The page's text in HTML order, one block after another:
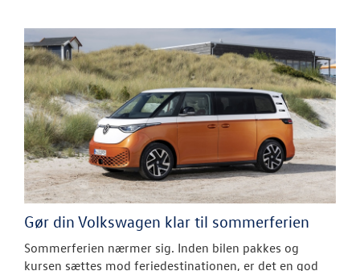
Gør din Volkswagen klar til sommerferien
Sommerferien nærmer sig. Inden bilen pakkes og
kursen sættes mod feriedestinationen, er det en god